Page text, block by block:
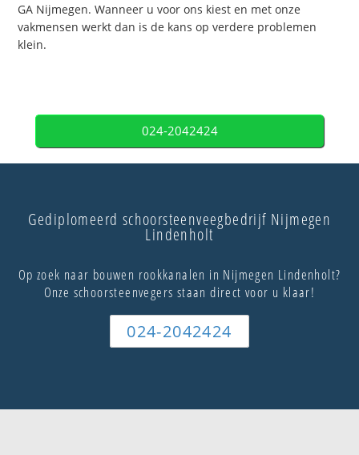
GA Nijmegen. Wanneer u voor ons kiest en met onze
vakmensen werkt dan is de kans op verdere problemen
klein.
024-2042424
Gediplomeerd schoorsteenveegbedrijf Nijmegen
Lindenholt
Op zoek naar bouwen rookkanalen in Nijmegen Lindenholt?
Onze schoorsteenvegers staan direct voor u klaar!
024-2042424